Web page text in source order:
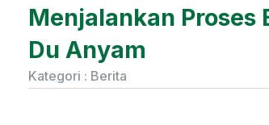
Menjalankan Proses
Du Anyam
Kategori : Berita